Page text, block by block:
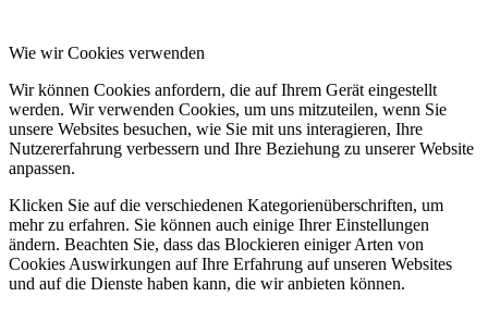
Wie wir Cookies verwenden
Wir können Cookies anfordern, die auf Ihrem Gerät eingestellt
werden. Wir verwenden Cookies, um uns mitzuteilen, wenn Sie
unsere Websites besuchen, wie Sie mit uns interagieren, Ihre
Nutzererfahrung verbessern und Ihre Beziehung zu unserer Website
anpassen.
Klicken Sie auf die verschiedenen Kategorienüberschriften, um
mehr zu erfahren. Sie können auch einige Ihrer Einstellungen
ändern. Beachten Sie, dass das Blockieren einiger Arten von
Cookies Auswirkungen auf Ihre Erfahrung auf unseren Websites
und auf die Dienste haben kann, die wir anbieten können.